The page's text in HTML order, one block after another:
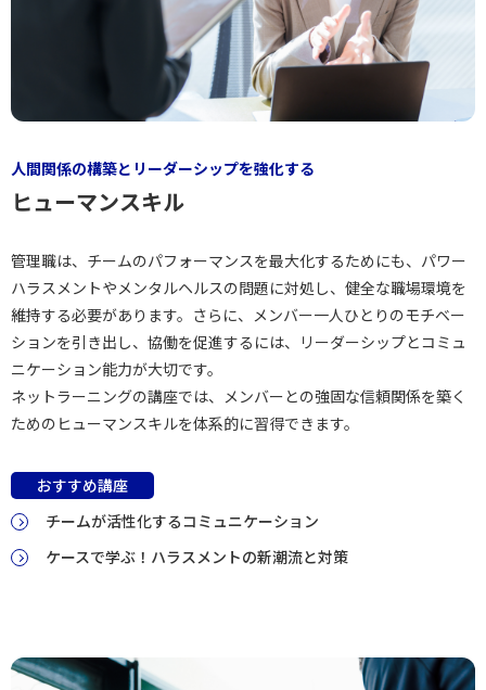
人間関係の構築とリーダーシップを強化する
ヒューマンスキル
管理職は、チームのパフォーマンスを最大化するためにも、パワー
ハラスメントやメンタルヘルスの問題に対処し、健全な職場環境を
維持する必要があります。さらに、メンバー一人ひとりのモチベー
ションを引き出し、協働を促進するには、リーダーシップとコミュ
ニケーション能力が大切です。
ネットラーニングの講座では、メンバーとの強固な信頼関係を築く
ためのヒューマンスキルを体系的に習得できます。
おすすめ講座
チームが活性化するコミュニケーション
ケースで学ぶ！ハラスメントの新潮流と対策